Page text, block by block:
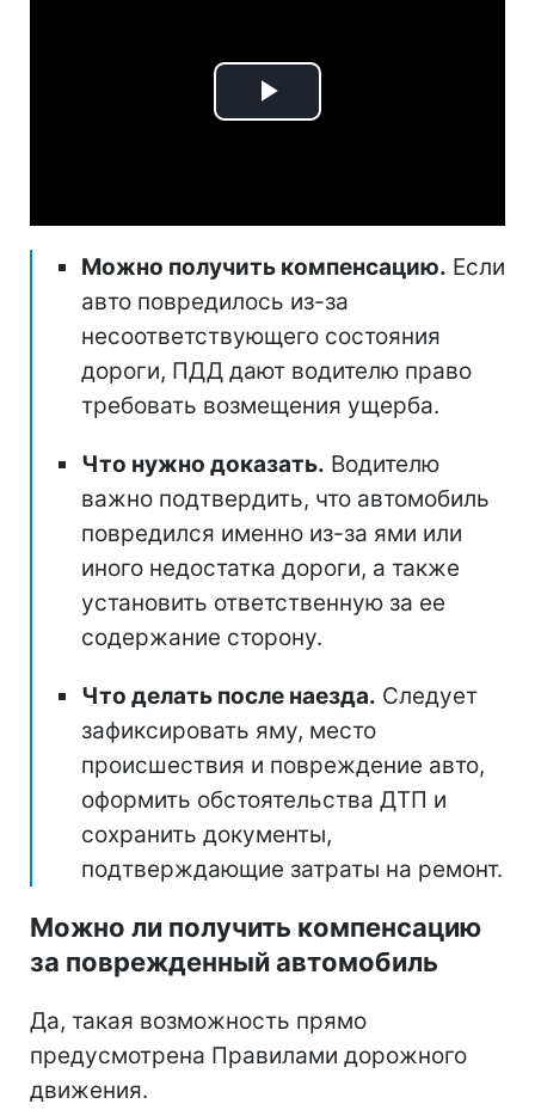
Play
Можно получить компенсацию. Если
авто повредилось из-за
несоответствующего состояния
дороги, ПДД дают водителю право
требовать возмещения ущерба.
Что нужно доказать. Водителю
важно подтвердить, что автомобиль
повредился именно из-за ями или
иного недостатка дороги, а также
установить ответственную за ее
содержание сторону.
Что делать после наезда. Следует
зафиксировать яму, место
происшествия и повреждение авто,
оформить обстоятельства ДТП и
сохранить документы,
подтверждающие затраты на ремонт.
Можно ли получить компенсацию
за поврежденный автомобиль
Да, такая возможность прямо
предусмотрена Правилами дорожного
движения.